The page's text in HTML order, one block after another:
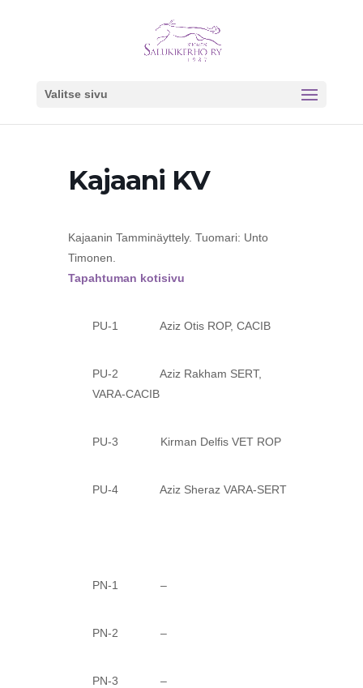
Valitse sivu
Kajaani KV
Kajaanin Tamminäyttely. Tuomari: Unto
Timonen.
Tapahtuman kotisivu
PU-1 Aziz Otis ROP, CACIB
PU-2 Aziz Rakham SERT,
VARA-CACIB
PU-3 Kirman Delfis VET ROP
PU-4 Aziz Sheraz VARA-SERT
PN-1 –
PN-2 –
PN-3 –